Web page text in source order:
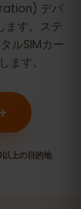
デバ
ます。ステ
ルSIMカー
ます。
以上の目的地